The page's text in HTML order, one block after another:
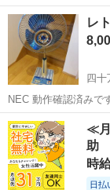
石川 小松市
レ
四十
NEC 動作確認済みで
石川 金沢市
≪月
助
時
日払